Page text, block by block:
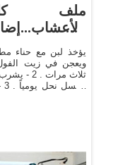
ملف
ويعجن في زيت
ثلاث